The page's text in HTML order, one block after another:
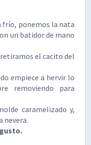
frío, ponemos la nata
un batidor de mano
el cacito del
empiece a hervir lo
removiendo para
caramelizado y,
nevera.